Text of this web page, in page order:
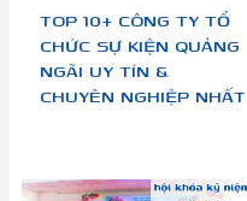
TOP 10+ CÔNG TY TỔ
CHỨC SỰ KIỆN QUẢNG
NGÃI UY TÍN &
CHUYÊN NGHIỆP NHẤT